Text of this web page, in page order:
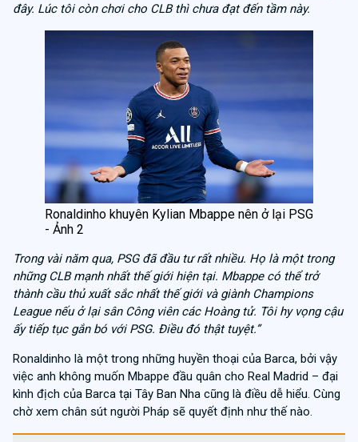
đây. Lúc tôi còn chơi cho CLB thì chưa đạt đến tầm này.
Ronaldinho khuyên Kylian Mbappe nên ở lại PSG
- Ảnh 2
Trong vài năm qua, PSG đã đầu tư rất nhiều. Họ là một trong
những CLB mạnh nhất thế giới hiện tại. Mbappe có thể trở
thành cầu thủ xuất sắc nhất thế giới và giành Champions
League nếu ở lại sân Công viên các Hoàng tử. Tôi hy vọng cậu
ấy tiếp tục gắn bó với PSG. Điều đó thật tuyệt.”
Ronaldinho là một trong những huyền thoại của Barca, bởi vậy
việc anh không muốn Mbappe đầu quân cho Real Madrid – đại
kình địch của Barca tại Tây Ban Nha cũng là điều dễ hiểu. Cùng
chờ xem chân sút người Pháp sẽ quyết định như thế nào.